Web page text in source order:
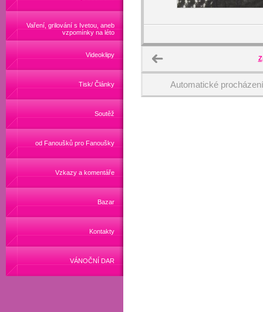
Vaření, grilování s Ivetou, aneb
vzpomínky na léto
Videoklipy
Tisk/ Články
Soutěž
od Fanoušků pro Fanoušky
Vzkazy a komentáře
Bazar
Kontakty
VÁNOČNÍ DAR
Automatické